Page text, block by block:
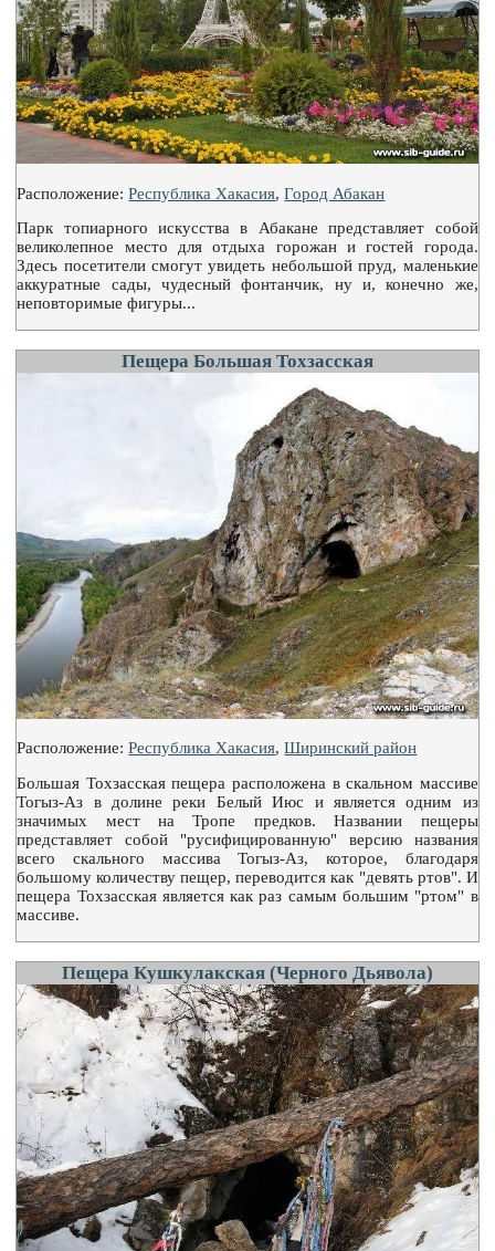
Расположение:Республика Хакасия,Город Абакан
Парк топиарного искусства в Абакане представляет собой
великолепное место для отдыха горожан и гостей города.
Здесь посетители смогут увидеть небольшой пруд, маленькие
аккуратные сады, чудесный фонтанчик, ну и, конечно же,
неповторимые фигуры...
Пещера Большая Тохзасская
Расположение:Республика Хакасия,Ширинский район
Большая Тохзасская пещера расположена в скальном массиве
Тогыз-Аз в долине реки Белый Июс и является одним из
значимых мест на Тропе предков. Названии пещеры
представляет собой "русифицированную" версию названия
всего скального массива Тогыз-Аз, которое, благодаря
большому количеству пещер, переводится как "девять ртов". И
пещера Тохзасская является как раз самым большим "ртом" в
массиве.
Пещера Кушкулакская (Черного Дьявола)